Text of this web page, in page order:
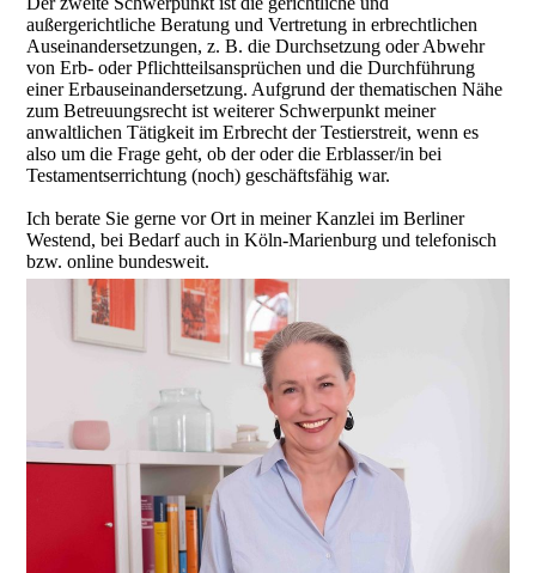
außergerichtliche Beratung und Vertretung in erbrechtlichen
Auseinandersetzungen, z. B. die Durchsetzung oder Abwehr
von Erb- oder Pflichtteilsansprüchen und die Durchführung
einer Erbauseinandersetzung. Aufgrund der thematischen Nähe
zum Betreuungsrecht ist weiterer Schwerpunkt meiner
anwaltlichen Tätigkeit im Erbrecht der Testierstreit, wenn es
also um die Frage geht, ob der oder die Erblasser/in bei
Testamentserrichtung (noch) geschäftsfähig war.
Ich berate Sie gerne vor Ort in meiner Kanzlei im Berliner
Westend, bei Bedarf auch in Köln-Marienburg und telefonisch
bzw. online bundesweit.